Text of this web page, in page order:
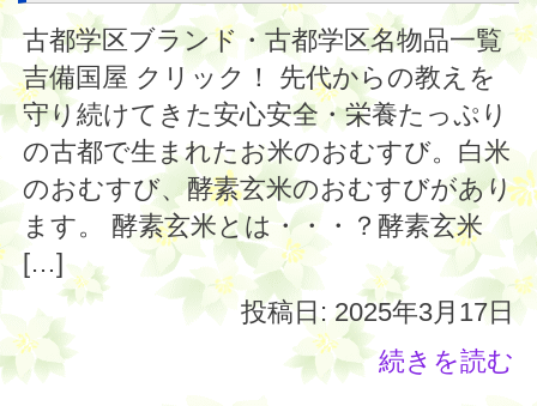
古都学区ブランド・古都学区名物品一覧
吉備国屋 クリック！ 先代からの教えを
守り続けてきた安心安全・栄養たっぷり
の古都で生まれたお米のおむすび。白米
のおむすび、酵素玄米のおむすびがあり
ます。 酵素玄米とは・・・？酵素玄米
[…]
投稿日: 2025年3月17日
続きを読む